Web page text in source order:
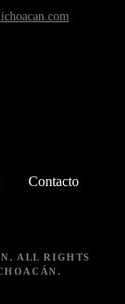
Contacto
. ALL RIGHTS